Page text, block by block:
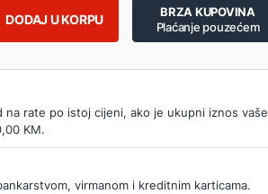
DODAJ U KORPU
BRZA KUPOVINA
Plaćanje pouzećem
na rate po istoj cijeni, ako je ukupni iznos vaše
KM.
virmanom i kreditnim karticama.